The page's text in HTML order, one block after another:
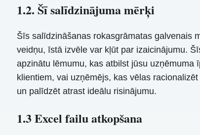
1.2. Šī salīdzinājuma mērķi
Šīs salīdzināšanas rokasgrāmatas galvenais
veidņu, īstā izvēle var kļūt par izaicinājumu.
apzinātu lēmumu, kas atbilst jūsu
klientiem, vai uzņēmējs, kas vēlas
un palīdzēt atrast ideālu risinājumu.
1.3 Excel failu atkopšana